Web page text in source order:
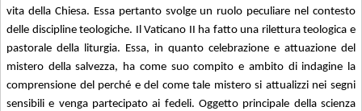
vita della Chiesa. Essa pertanto svolge un ruolo peculiare nel contesto
delle discipline teologiche. Il Vaticano II ha fatto una rilettura teologica e
pastorale della liturgia. Essa, in quanto celebrazione e attuazione del
mistero della salvezza, ha come suo compito e ambito di indagine la
comprensione del perché e del come tale mistero si attualizzi nei segni
sensibili e venga partecipato ai fedeli. Oggetto principale della scienza